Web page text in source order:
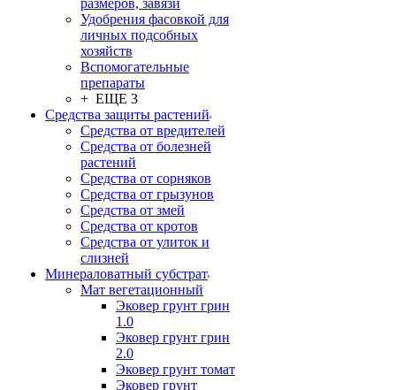
размеров, завязи
Удобрения фасовкой для
личных подсобных
хозяйств
Вспомогательные
препараты
+ ЕЩЕ 3
Средства защиты растений
Средства от вредителей
Средства от болезней
растений
Средства от сорняков
Средства от грызунов
Средства от змей
Средства от кротов
Средства от улиток и
слизней
Минераловатный субстрат
Мат вегетационный
Эковер грунт грин
1.0
Эковер грунт грин
2.0
Эковер грунт томат
Эковер грунт